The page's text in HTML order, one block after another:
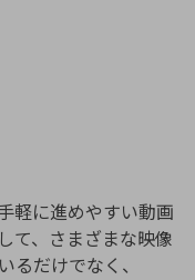
軽に進めやすい動画
て、さまざまな映像
るだけでなく、